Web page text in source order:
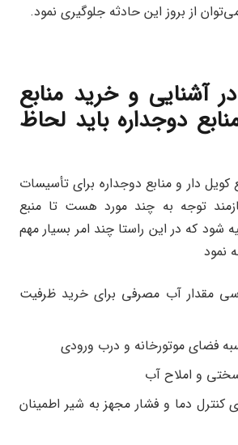
از بروز این حادثه جلوگیری نمود.
آشنایی و خرید منابع
دوجداره باید لحاظ
کویل دار و منابع دوجداره برای تأسیسات
توجه به چند مورد هست تا منبع
شود که در این راستا چند امر بسیار مهم
نمود
مقدار آب مصرفی برای خرید ظرفیت
فضای موتورخانه و درب ورودی
و املاح آب
کنترل دما و فشار مجهز به شیر اطمینان